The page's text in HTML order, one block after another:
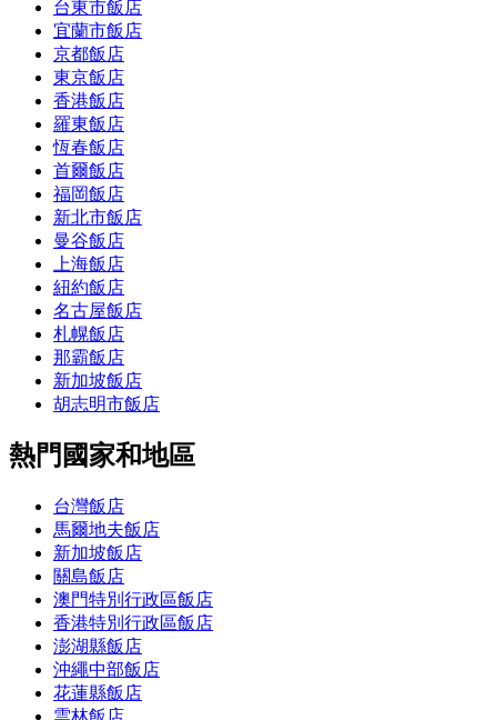
台東市飯店
宜蘭市飯店
京都飯店
東京飯店
香港飯店
羅東飯店
恆春飯店
首爾飯店
福岡飯店
新北市飯店
曼谷飯店
上海飯店
紐約飯店
名古屋飯店
札幌飯店
那霸飯店
新加坡飯店
胡志明市飯店
熱門國家和地區
台灣飯店
馬爾地夫飯店
新加坡飯店
關島飯店
澳門特別行政區飯店
香港特別行政區飯店
澎湖縣飯店
沖繩中部飯店
花蓮縣飯店